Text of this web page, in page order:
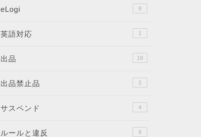
eLogi 9
英語対応 1
出品 19
出品禁止品 2
サスペンド 4
ルールと違反 9